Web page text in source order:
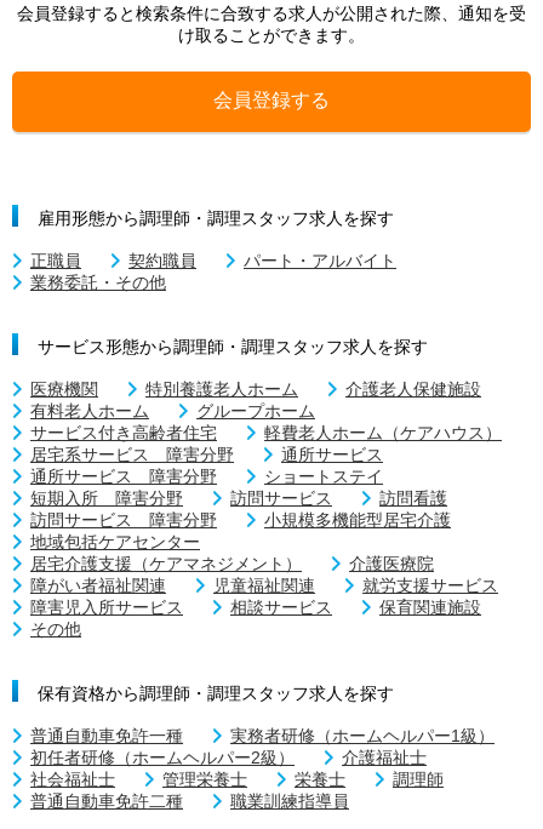
会員登録すると検索条件に合致する求人が公開された際、通知を受
け取ることができます。
会員登録する
雇用形態から調理師・調理スタッフ求人を探す
正職員 契約職員
パート・アルバイト
業務委託・その他
サービス形態から調理師・調理スタッフ求人を探す
医療機関 特別養護老人ホーム
介護老人保健施設
有料老人ホーム
グループホーム
サービス付き高齢者住宅
軽費老人ホーム（ケアハウス）
居宅系サービス 障害分野
通所サービス
通所サービス 障害分野
ショートステイ
短期入所 障害分野
訪問サービス
訪問看護
訪問サービス 障害分野
小規模多機能型居宅介護
地域包括ケアセンター
居宅介護支援（ケアマネジメント）
介護医療院
障がい者福祉関連
児童福祉関連
就労支援サービス
障害児入所サービス
相談サービス
保育関連施設
その他
保有資格から調理師・調理スタッフ求人を探す
普通自動車免許一種
実務者研修（ホームヘルパー1級）
初任者研修（ホームヘルパー2級）
介護福祉士
社会福祉士
管理栄養士 栄養士
調理師
普通自動車免許二種
職業訓練指導員